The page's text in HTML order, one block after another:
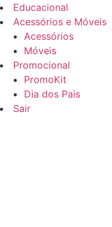
Educacional
Acessórios e Móveis
Acessórios
Móveis
Promocional
PromoKit
Dia dos Pais
Sair